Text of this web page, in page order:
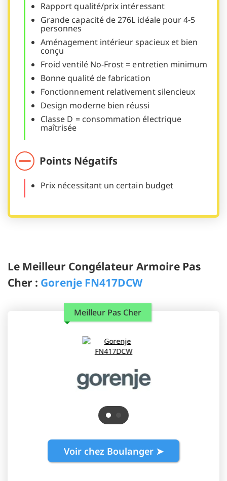
Rapport qualité/prix intéressant
Grande capacité de 276L idéale pour 4-5
personnes
Aménagement intérieur spacieux et bien
conçu
Froid ventilé No-Frost = entretien minimum
Bonne qualité de fabrication
Fonctionnement relativement silencieux
Design moderne bien réussi
Classe D = consommation électrique
maîtrisée
Points Négatifs
Prix nécessitant un certain budget
Le Meilleur Congélateur Armoire Pas
Cher : Gorenje FN417DCW
Meilleur Pas Cher
Voir chez Boulanger ➤